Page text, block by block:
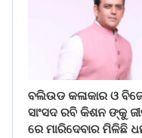
ବଲିଉଡ କଳାକାର ଓ
ସାଂସଦ ରବି କିଶନ ଙ୍କୁ
ରେ ମାରିଦେବାର ମିଳିଛି